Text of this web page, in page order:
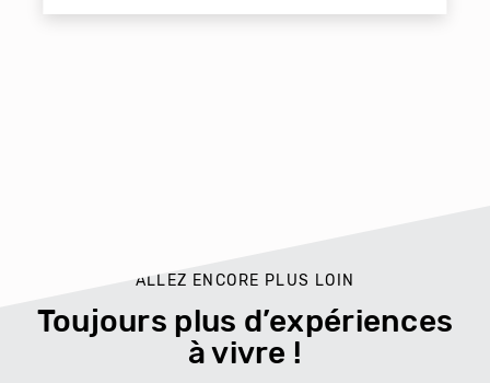
ALLEZ ENCORE PLUS LOIN
Toujours plus d’expériences
à vivre !